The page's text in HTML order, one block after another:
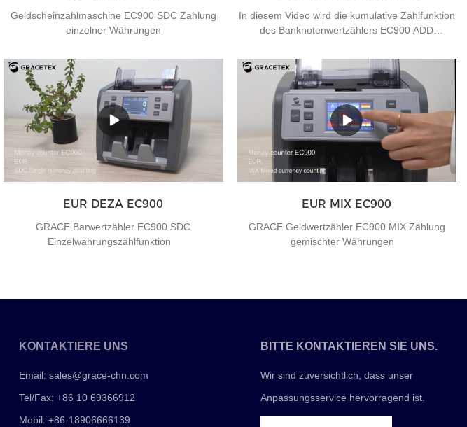
Geldscheinzählmaschine EC900 SDC Zählung
einzelner Währungen
In diesem Video wird die kumulative Zählfunktion
des Banknotenwertzählers EC900 ADD
uns kontaktieren
EUR DEZA EC900
GRACE Barwertzähler EC900 SDC
Einzelwährungszählfunktion
EUR MIX EC900
GRACE Geldwertzähler EC900 MIX Zählung
gemischter Währungen
KONTAKTIERE UNS
Email:sales@grace-chn.com
Tel/Fax: +86 10 69366912
Mobil: +86-18906666139
BITTE KONTAKTIEREN SIE UNS.
Wir sind zuversichtlich, dass unser
Anpassungsservice hervorragend ist.